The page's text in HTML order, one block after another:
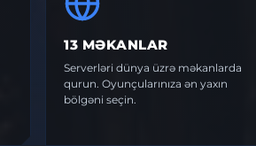
13 MƏKANLAR
Serverləri dünya üzrə məkanlarda
qurun. Oyunçularınıza ən yaxın
bölgəni seçin.